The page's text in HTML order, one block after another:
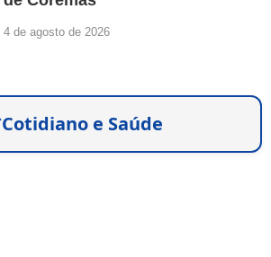
4 de agosto de 2026
Cotidiano e Saúde